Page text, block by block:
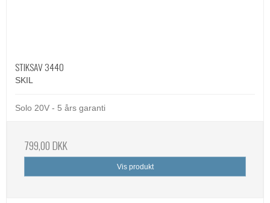
STIKSAV 3440
SKIL
Solo 20V - 5 års garanti
799,00 DKK
Vis produkt